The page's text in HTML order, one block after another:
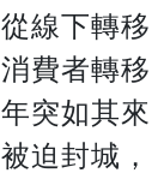
線下轉移
費者轉移
年突如其來
迫封城，